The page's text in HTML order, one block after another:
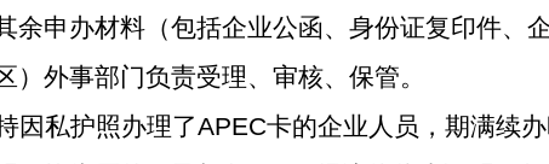
余申办材料（包括企业公函、身份证复印件、
）外事部门负责受理、审核、保管。
因私护照办理了APEC卡的企业人员，期满续